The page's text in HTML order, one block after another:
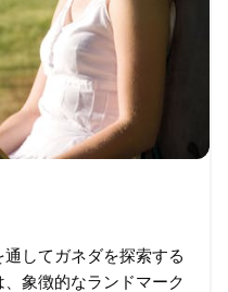
してガネダを探索する
、象徴的なランドマーク